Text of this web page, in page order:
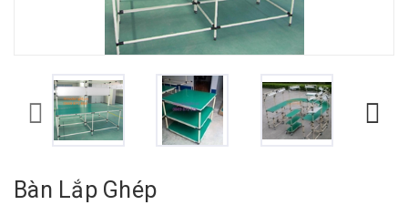
Bàn Lắp Ghép